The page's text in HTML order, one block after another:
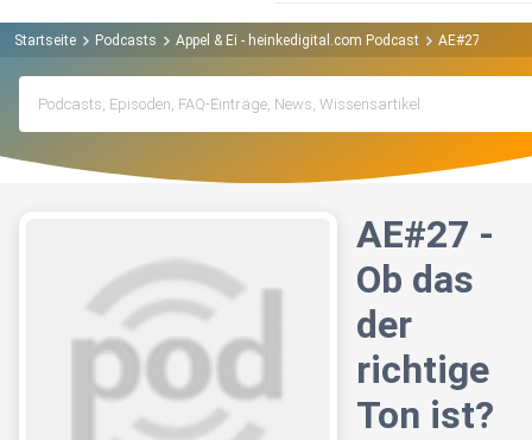
Startseite Podcasts Appel & Ei - heinkedigital.com Podcast AE#27 - Ob
AE#27 -
Ob das
der
richtige
Ton ist?